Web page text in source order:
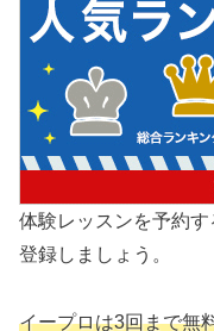
体験レッスンを予約
登録しましょう。
イープロは3回まで無